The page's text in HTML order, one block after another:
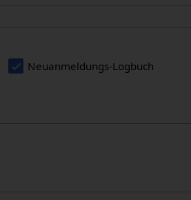
Neuanmeldungs-Logbuch